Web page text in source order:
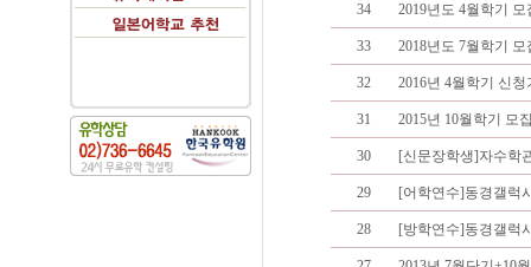
34 2019년도 4월학기 모
33 2018년도 7월학기
32 2016년 4월학기 신
31 2015년 10월학기 모
30 [신문장학생]자수학
29 [어학연수]동경갤럭
28 [방학연수]동경갤럭